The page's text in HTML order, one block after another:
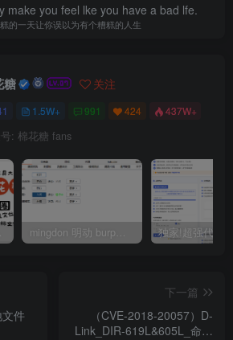
make you feel lke you have a bad lfe.
的一天让你误以为有个糟糕的人生
糖 关注
1.5W+ 991 424 437W+
: 棉花糖 fans
更新） mingdon 明动 burp插件0.2.6版本 本地时间校验去除版
件
下一篇
（CVE-2018-20057）D-
Link_DIR-619L&605L_命令